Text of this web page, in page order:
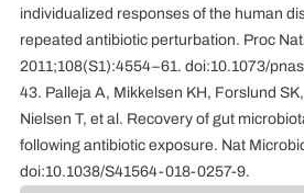
individualized responses of the human
repeated antibiotic perturbation. Proc
2011;108(S1):4554–61. doi:10.1073/
43. Palleja A, Mikkelsen KH, Forslund
Nielsen T, et al. Recovery of gut
following antibiotic exposure. Nat
doi:10.1038/S41564-018-0257-9.